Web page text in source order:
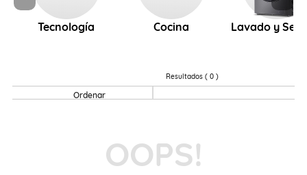
Tecnología Cocina Lavado y
0
OOPS!